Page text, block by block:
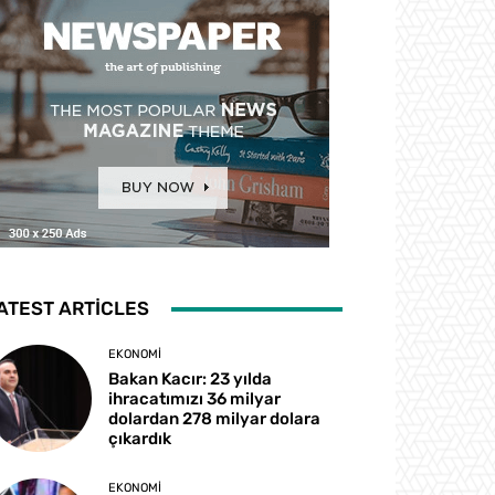
ARTICLES
EKONOMI
Bakan Kacır: 23 yılda
ihracatımızı 36 milyar
dolardan 278 milyar dolara
çıkardık
EKONOMI